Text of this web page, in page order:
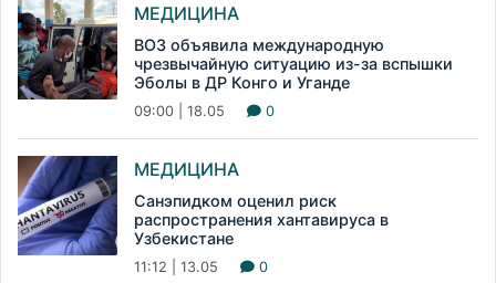
МЕДИЦИНА
ВОЗ объявила международную
чрезвычайную ситуацию из-за вспышки
Эболы в ДР Конго и Уганде
09:00 | 18.05 0
МЕДИЦИНА
Санэпидком оценил риск
распространения хантавируса в
Узбекистане
11:12 | 13.05 0